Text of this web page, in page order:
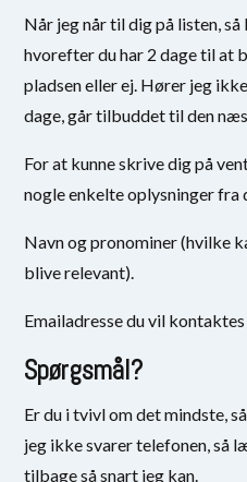
Når jeg når til dig på listen,
hvorefter du har 2 dage til at
pladsen eller ej. Hører jeg
dage, går tilbuddet til den
For at kunne skrive dig på
nogle enkelte oplysninger fra
Navn og pronominer (hvilke
blive relevant).
Emailadresse du vil
Spørgsmål?
Er du i tvivl om det mindste,
jeg ikke svarer telefonen, så
tilbage så snart jeg kan.